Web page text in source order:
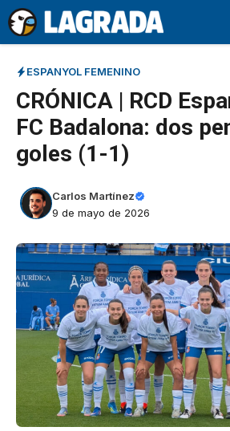
Saltar
al
contenido
ESPANYOL FEMENINO
CRÓNICA | RCD
FC Badalona: dos
goles (1-1)
Carlos Martínez
9 de mayo de 2026